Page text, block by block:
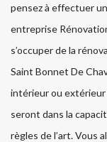
pensez à effectuer
entreprise
s’occuper de la
Saint Bonnet De
intérieur ou extérieur
seront dans la
règles de l’art. Vous